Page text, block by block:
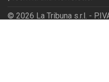
© 2026 La Tribuna s.r.l. -